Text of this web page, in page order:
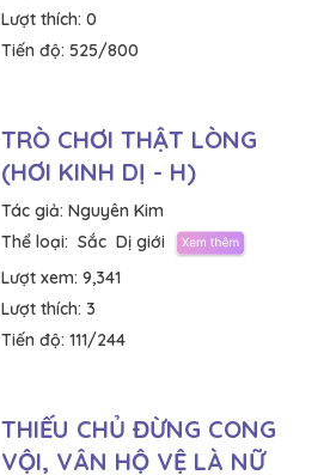
Lượt thích: 0
Tiến độ: 525/800
TRÒ CHƠI THẬT LÒNG
(HƠI KINH DỊ - H)
Tác giả: Nguyên Kim
Thể loại: Sắc Dị giới
Lượt xem: 9,341
Lượt thích: 3
Tiến độ: 111/244
THIẾU CHỦ ĐỪNG CONG
VỘI, VÂN HỘ VỆ LÀ NỮ